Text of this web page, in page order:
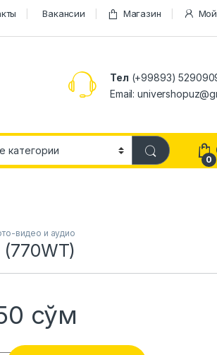
Вакансии Магазин Мой
Тел (+99893)
Email:
0
видео и аудио
сўм